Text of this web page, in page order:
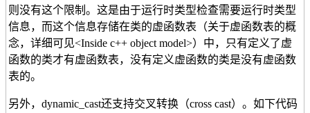
则没有这个限制。这是由于运行时类型检查需要运行时类型
信息，而这个信息存储在类的虚函数表（关于虚函数表的概
念，详细可见<Inside c++ object model>）中，只有定义了虚
函数的类才有虚函数表，没有定义虚函数的类是没有虚函数
表的。
另外，dynamic_cast还支持交叉转换（cross cast）。如下代码